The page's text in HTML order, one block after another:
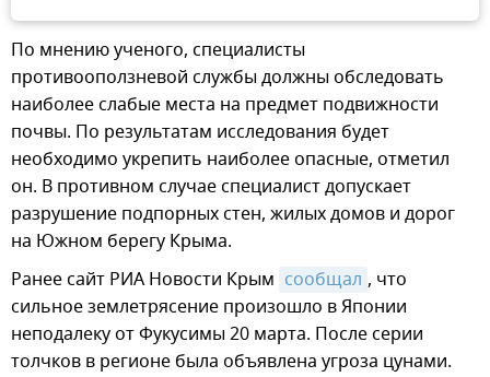
По мнению ученого, специалисты
противооползневой службы должны обследовать
наиболее слабые места на предмет подвижности
почвы. По результатам исследования будет
необходимо укрепить наиболее опасные, отметил
он. В противном случае специалист допускает
разрушение подпорных стен, жилых домов и дорог
на Южном берегу Крыма.
Ранее сайт РИА Новости Крым сообщал , что
сильное землетрясение произошло в Японии
неподалеку от Фукусимы 20 марта. После серии
толчков в регионе была объявлена угроза цунами.